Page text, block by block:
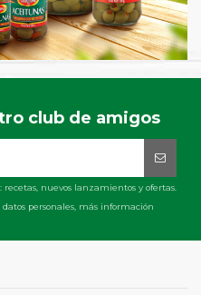
club de amigos
nuevos lanzamientos y ofertas.
personales, más información